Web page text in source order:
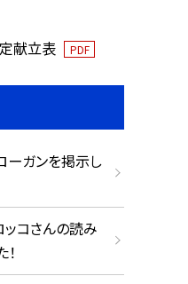
献立表 PDF
ーガンを掲示し
コさんの読み